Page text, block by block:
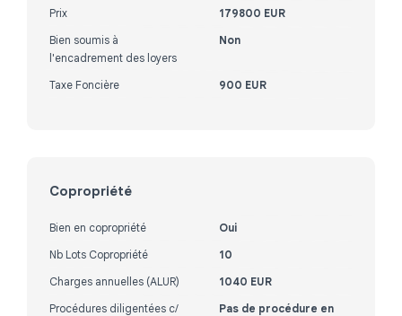
Prix
179800 EUR
Bien soumis à
l'encadrement des loyers
Non
Taxe Foncière 900 EUR
Copropriété
Bien en copropriété
Oui
Nb Lots Copropriété
10
Charges annuelles (ALUR)
1040 EUR
Procédures diligentées c/
Pas de procédure en